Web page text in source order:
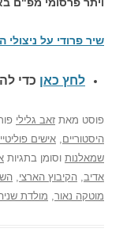
ויתר פרסומי מפ"ם
שיר פרודי על
לחץ כאן כדי
פוסט מאת זאב גלילי
היסטוריים, אישים
שמאלנות וסומן בתגיות
אדיב, הקיבוץ הארצי,
מוטקה נאור, מולדת